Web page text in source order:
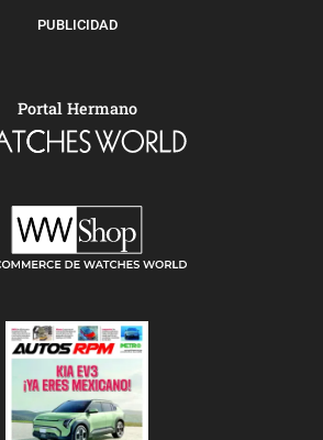
PUBLICIDAD
Portal Hermano